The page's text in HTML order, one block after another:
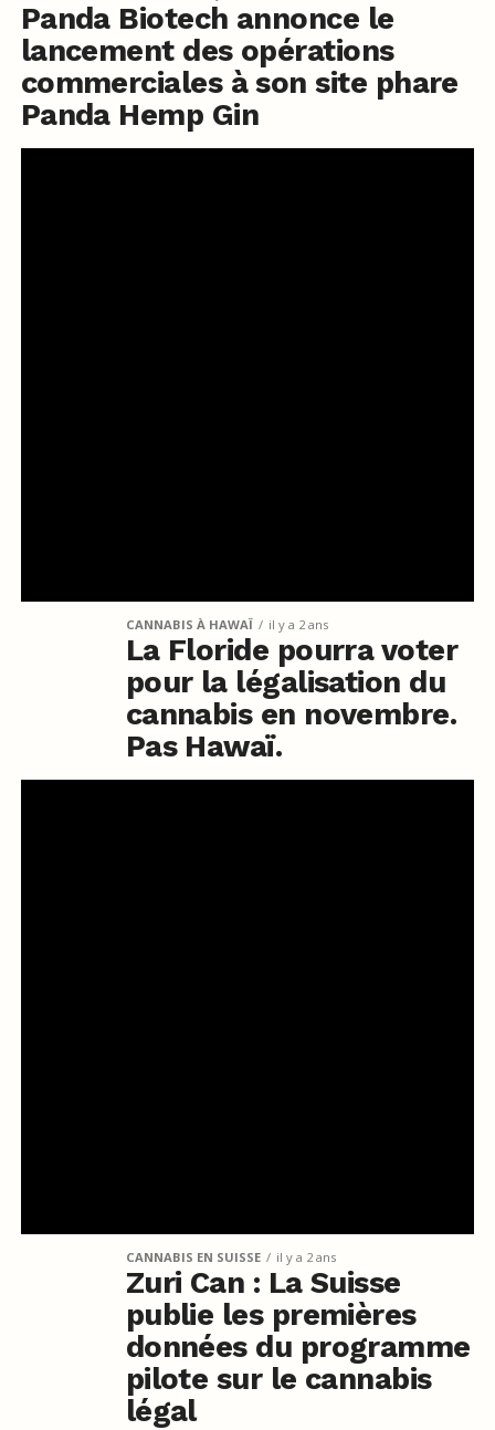
Panda Biotech annonce le
lancement des opérations
commerciales à son site phare
Panda Hemp Gin
CANNABIS À HAWAÏ il y a 2 ans
La Floride pourra voter
pour la légalisation du
cannabis en novembre.
Pas Hawaï.
CANNABIS EN SUISSE il y a 2 ans
Zuri Can : La Suisse
publie les premières
données du programme
pilote sur le cannabis
légal